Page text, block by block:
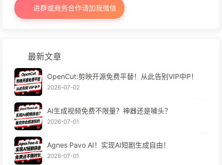
进群或商务合作请加我微信
最新文章
OpenCut:剪映开源免费平替！从此告别VIP中P！
2026-07-02
AI生成视频免费不限量？神器还是噱头？
2026-07-01
Agnes Pavo AI！实现AI短剧生成自由！
2026-07-01